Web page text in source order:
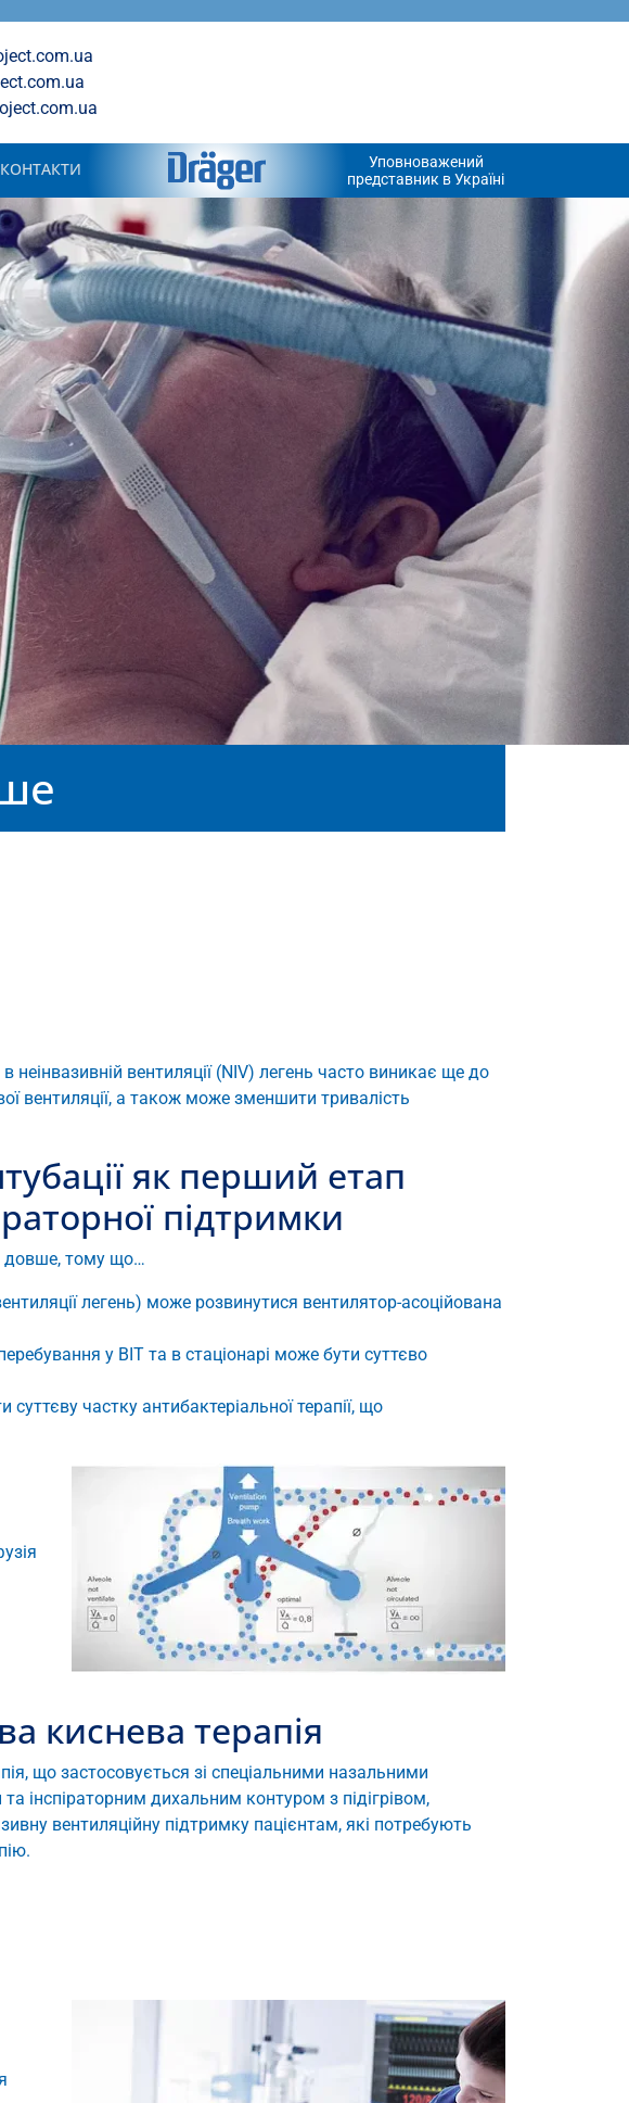
КОНТАКТИ
Уповноважений
представник в Україні
неінвазивній вентиляції (NIV) легень часто виникає ще до
вентиляції, а також може зменшити тривалість
як перший етап
підтримки
довше, тому що…
легень) може розвинутися вентилятор-асоційована
у ВІТ та в стаціонарі може бути суттєво
частку антибактеріальної терапії, що
киснева терапія
що застосовується зі спеціальними назальними
інспіраторним дихальним контуром з підігрівом,
вентиляційну підтримку пацієнтам, які потребують